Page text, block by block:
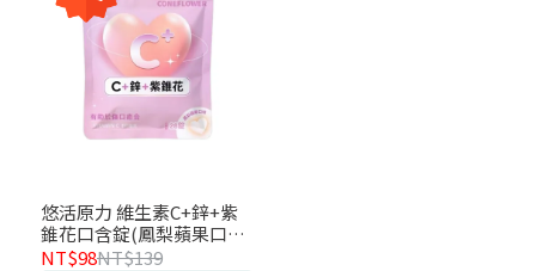
悠活原力 維生素C+鋅+紫
錐花口含錠(鳳梨蘋果口味)
28錠 EX.2027.07
NT$98NT$139